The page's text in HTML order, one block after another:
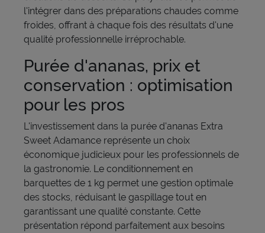
l'intégrer dans des préparations chaudes comme
froides, offrant à chaque fois des résultats d'une
qualité professionnelle irréprochable.
Purée d'ananas, prix et
conservation : optimisation
pour les pros
L'investissement dans la purée d'ananas Extra
Sweet Adamance représente un choix
économique judicieux pour les professionnels de
la gastronomie. Le conditionnement en
barquettes de 1 kg permet une gestion optimale
des stocks, réduisant le gaspillage tout en
garantissant une qualité constante. Cette
présentation répond parfaitement aux besoins